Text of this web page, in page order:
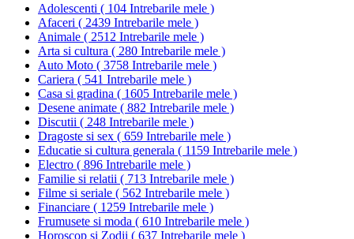
Adolescenti ( 104 Intrebarile mele )
Afaceri ( 2439 Intrebarile mele )
Animale ( 2512 Intrebarile mele )
Arta si cultura ( 280 Intrebarile mele )
Auto Moto ( 3758 Intrebarile mele )
Cariera ( 541 Intrebarile mele )
Casa si gradina ( 1605 Intrebarile mele )
Desene animate ( 882 Intrebarile mele )
Discutii ( 248 Intrebarile mele )
Dragoste si sex ( 659 Intrebarile mele )
Educatie si cultura generala ( 1159 Intrebarile mele )
Electro ( 896 Intrebarile mele )
Familie si relatii ( 713 Intrebarile mele )
Filme si seriale ( 562 Intrebarile mele )
Financiare ( 1259 Intrebarile mele )
Frumusete si moda ( 610 Intrebarile mele )
Horoscop si Zodii ( 637 Intrebarile mele )